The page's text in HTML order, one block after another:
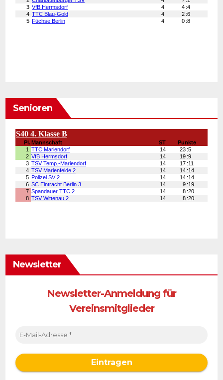
Senioren
Newsletter
Newsletter-Anmeldung für
Vereinsmitglieder